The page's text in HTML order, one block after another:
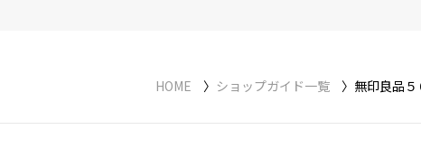
HOME ショップガイド一覧 無印良品５